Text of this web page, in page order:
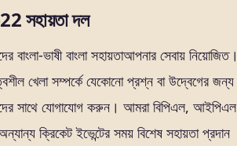
সহায়তা দল
বাংলা-ভাষী বাংলা সহায়তাআপনার সেবায় নিয়োজিত।
খেলা সম্পর্কে যেকোনো প্রশ্ন বা উদ্বেগের জন্য
সাথে যোগাযোগ করুন। আমরা বিপিএল, আইপিএল
ক্রিকেট ইভেন্টের সময় বিশেষ সহায়তা প্রদান